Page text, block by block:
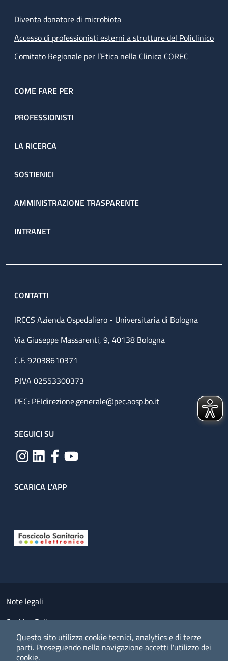
Questo sito utilizza cookie tecnici, analytics e di terze
parti. Proseguendo nella navigazione accetti l'utilizzo dei
cookie.
Diventa donatore di microbiota
Accesso di professionisti esterni a strutture del Policlinico
Comitato Regionale per l’Etica nella Clinica COREC
COME FARE PER
PROFESSIONISTI
LA RICERCA
SOSTIENICI
AMMINISTRAZIONE TRASPARENTE
INTRANET
CONTATTI
IRCCS Azienda Ospedaliero - Universitaria di Bologna
Via Giuseppe Massarenti, 9, 40138 Bologna
C.F. 92038610371
P.IVA 02553300373
PEC: PEIdirezione.generale@pec.aosp.bo.it
SEGUICI SU
SCARICA L'APP
Small prints
Note legali
Cookies Policy
Policy privacy e protezione del dato personale